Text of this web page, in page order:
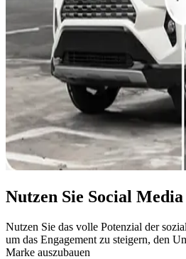
Nutzen Sie Social
Nutzen Sie das volle Potenzial der
um das Engagement zu steigern, den
Marke auszubauen